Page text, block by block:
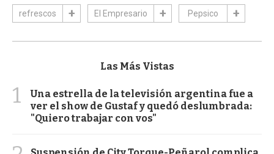
refrescos El Empresario Pepsico
Las Más Vistas
1
Una estrella de la televisión argentina fue a
ver el show de Gustaf y quedó deslumbrada:
"Quiero trabajar con vos"